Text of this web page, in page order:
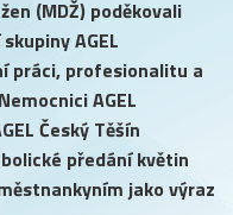
(MDŽ) poděkovali
AGEL
práci, profesionalitu a
AGEL
Český Těšín
předání květin
jako výraz